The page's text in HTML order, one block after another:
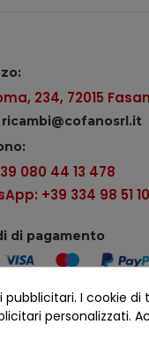
234, 72015
ricambi@cofanosrl.it
080 44 13 478
+39 334 98 51
di pagamento
sui social I cookie di
personalizzati.